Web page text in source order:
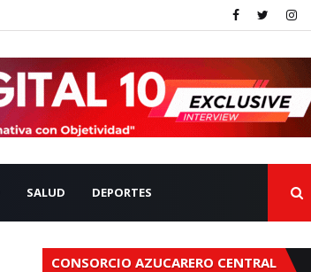
SALUD DEPORTES
CONSORCIO AZUCARERO CENTRAL